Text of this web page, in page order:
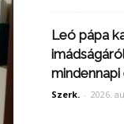
Leó pápa
Szerk. - 2026.